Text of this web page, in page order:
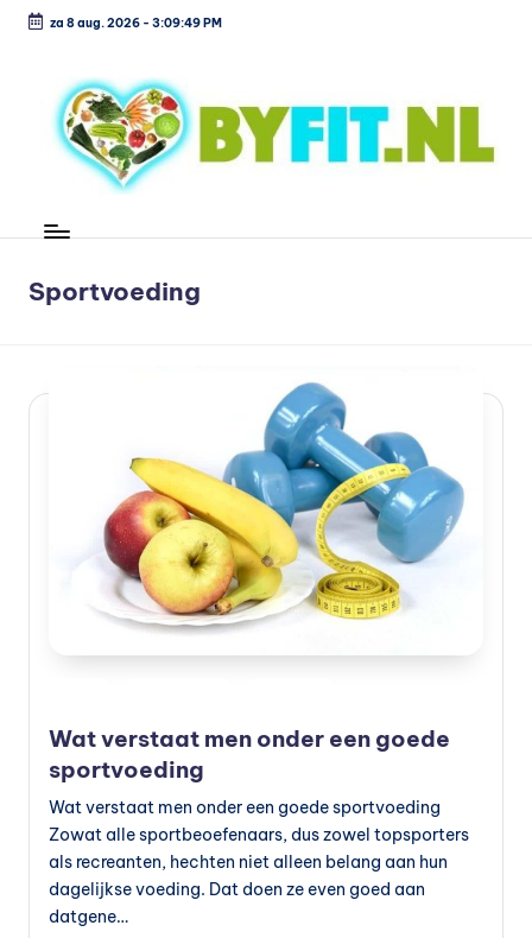
za 8 aug. 2026- 3:09:49 PM
o
d
in
g
v
o
e
en
voordelig
Sportvoeding
Wat verstaat men onder een goede
sportvoeding
Wat verstaat men onder een goede sportvoeding
Zowat alle sportbeoefenaars, dus zowel topsporters
als recreanten, hechten niet alleen belang aan hun
dagelijkse voeding. Dat doen ze even goed aan
datgene…